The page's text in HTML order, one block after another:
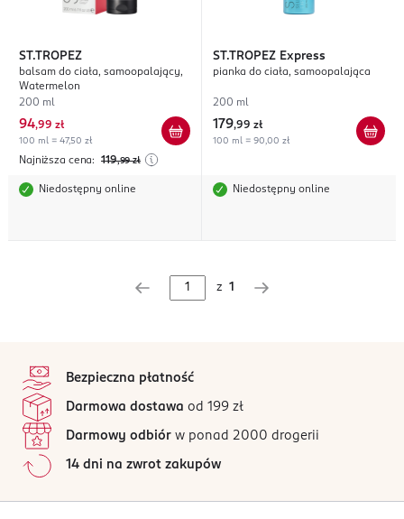
ST.TROPEZ
balsam do ciała, samoopalający,
Watermelon
200 ml
94,99 zł
100 ml = 47,50 zł
Najniższa cena: 119,99 zł
Niedostępny online
ST.TROPEZ Express
pianka do ciała, samoopalająca
200 ml
179,99 zł
100 ml = 90,00 zł
Niedostępny online
z 1
Bezpieczna płatność
Darmowa dostawa od 199 zł
Darmowy odbiór w ponad 2000 drogerii
14 dni na zwrot zakupów